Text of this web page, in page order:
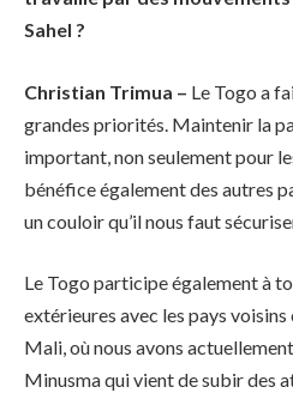
Sahel ?
Christian Trimua – Le Togo a
grandes priorités. Maintenir la
important, non seulement pour
bénéfice également des autres
un couloir qu’il nous faut
Le Togo participe également à
extérieures avec les pays
Mali, où nous avons
Minusma qui vient de subir des